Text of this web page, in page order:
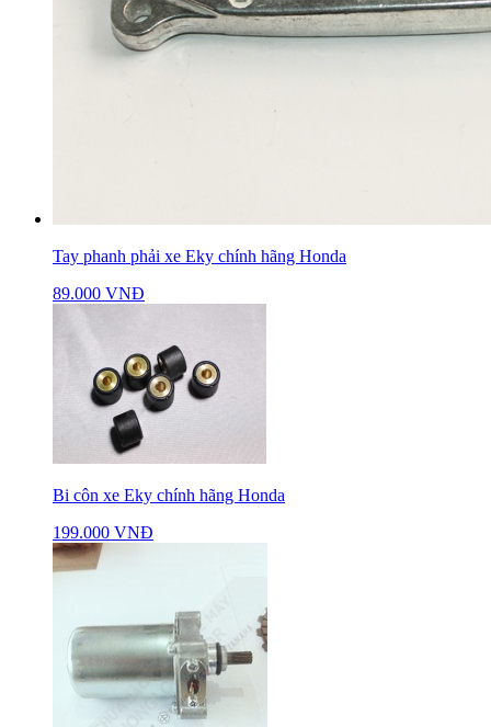
Tay phanh phải xe Eky chính hãng Honda
89.000 VNĐ
Bi côn xe Eky chính hãng Honda
199.000 VNĐ